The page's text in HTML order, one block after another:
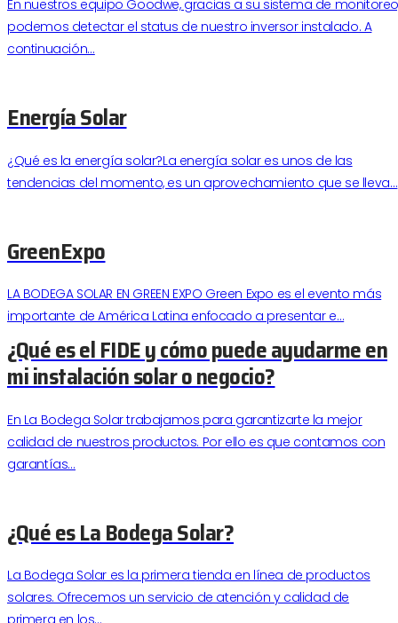
En nuestros equipo Goodwe, gracias a su sistema de
podemos detectar el status de nuestro inversor instalado. A
continuación…
Energía Solar
¿Qué es la energía solar?La energía solar es unos de las
tendencias del momento, es un aprovechamiento que se lleva…
GreenExpo
LA BODEGA SOLAR EN GREEN EXPO Green Expo es el evento más
importante de América Latina enfocado a presentar e…
¿Qué es el FIDE y cómo puede ayudarme en
mi instalación solar o negocio?
En La Bodega Solar trabajamos para garantizarte la mejor
calidad de nuestros productos. Por ello es que contamos con
garantías…
¿Qué es La Bodega Solar?
La Bodega Solar es la primera tienda en línea de productos
solares. Ofrecemos un servicio de atención y calidad de